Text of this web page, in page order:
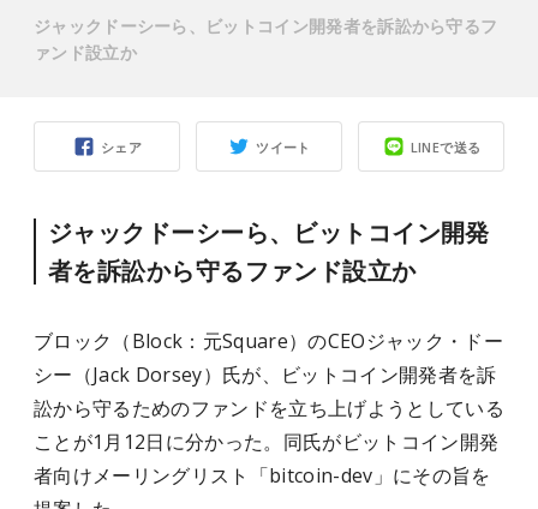
シェア ツイート LINEで送る
ジャックドーシーら、ビットコイン開発
者を訴訟から守るファンド設立か
ブロック（Block：元Square）のCEOジャック・ドー
シー（Jack Dorsey）氏が、ビットコイン開発者を訴
訟から守るためのファンドを立ち上げようとしている
ことが1月12日に分かった。同氏がビットコイン開発
者向けメーリングリスト「bitcoin-dev」にその旨を
ジャックドーシーら、ビットコイン開発者を訴訟から守るフ
ァンド設立か